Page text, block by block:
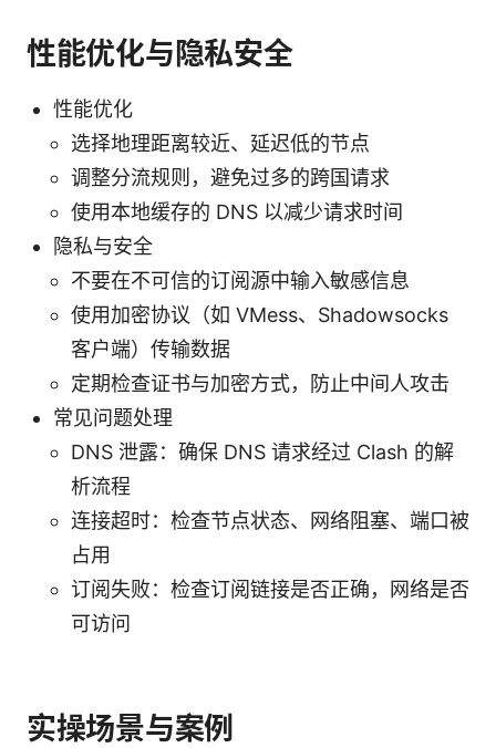
性能优化与隐私安全
性能优化
选择地理距离较近、延迟低的节点
调整分流规则，避免过多的跨国请求
使用本地缓存的 DNS 以减少请求时间
隐私与安全
不要在不可信的订阅源中输入敏感信息
使用加密协议（如 VMess、Shadowsocks
客户端）传输数据
定期检查证书与加密方式，防止中间人攻击
常见问题处理
DNS 泄露：确保 DNS 请求经过 Clash 的解
析流程
连接超时：检查节点状态、网络阻塞、端口被
占用
订阅失败：检查订阅链接是否正确，网络是否
可访问
实操场景与案例